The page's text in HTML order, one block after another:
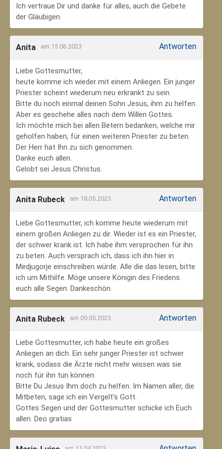
Ich vertraue Dir und danke für alles, auch die Gebete
der Gläubigen.
Anita am 15.06.2023 Antworten
Liebe Gottesmutter,
heute komme ich wieder mit einem Anliegen. Ein junger
Priester scheint wiederum neu erkrankt zu sein.
Bitte du noch einmal deinen Sohn Jesus, ihm zu helfen.
Aber es geschehe alles nach dem Willen Gottes.
Ich möchte mich bei allen Betern bedanken, welche mir
geholfen haben, für einen weiteren Priester zu beten.
Der Herr hat Ihn zu sich genommen.
Danke euch allen.
Gelobt sei Jesus Christus.
Anita Rubeck am 18.05.2023 Antworten
Liebe Gottesmutter, ich komme heute wiederum mit
einem großen Anliegen zu dir. Wieder ist es ein Priester,
der schwer krank ist. Ich habe ihm versprochen für ihn
zu beten. Auch versprach ich, dass ich ihn hier in
Medjugorje einschreiben würde. Alle die das lesen, bitte
ich um Mithilfe. Möge unsere Königin des Friedens
euch alle Segen. Dankeschön.
Anita Rubeck am 09.05.2023 Antworten
Liebe Gottesmutter, ich habe heute ein großes
Anliegen an dich. Ein sehr junger Priester ist schwer
krank, sodass die Ärzte nicht mehr wissen was sie
noch für ihn tun können.
Bitte Du Jesus Ihm doch zu helfen. Im Namen aller, die
Mitbeten, sage ich ein Vergelt's Gott.
Gottes Segen und der Gottesmutter schicke ich Euch
allen. Deo gratias